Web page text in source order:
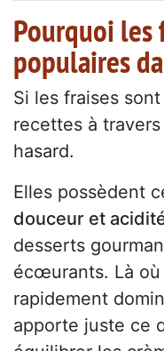
Pourquoi les
populaires
Si les fraises
recettes à
hasard.
Elles possèdent
douceur et
desserts
écœurants. Là
rapidement
apporte juste ce